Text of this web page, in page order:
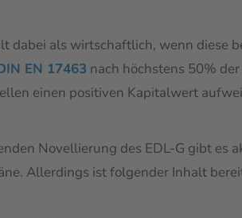
dabei als wirtschaftlich, wenn diese
EN 17463 nach höchstens 50%
einen positiven Kapitalwert
Novellierung des EDL-G gibt es
Allerdings ist folgender Inhalt